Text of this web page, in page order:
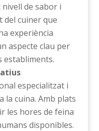
de sabor i
cuiner que
experiència
aspecte clau per
establiments.
especialitzat i
la cuina. Amb plats
les hores de feina
disponibles.